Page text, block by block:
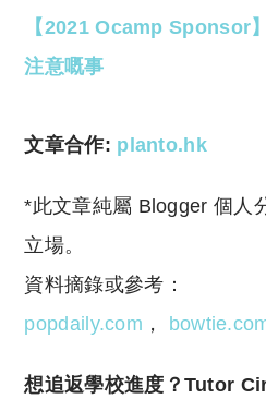
【2021 Ocamp Sponsor
注意嘅事
文章合作: planto.hk
*此文章純屬 Blogger 個人
立場。
資料摘錄或參考：
popdaily.com ，
想追返學校進度？Tutor